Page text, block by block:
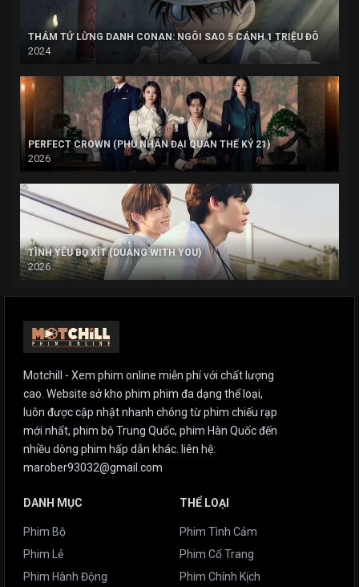
THÁM TỬ LỪNG DANH CONAN: NGÔI SAO 5 CÁNH 1 TRIỆU ĐÔ
2024
PERFECT CROWN (PHU NHÂN ĐẠI QUÂN THẾ KỶ 21)
2026
TÌNH YÊU BỌ XÍT (DUANG WITH YOU)
2026
Motchill - Xem phim online miễn phí với chất lượng
cao. Website sở kho phim phim đa dạng thể loại,
luôn được cập nhật nhanh chóng từ phim chiếu rạp
mới nhất, phim bộ Trung Quốc, phim Hàn Quốc đến
nhiều dòng phim hấp dẫn khác. liên hệ:
marober93032@gmail.com
DANH MỤC
Phim Bộ
Phim Lẻ
Phim Hành Động
THỂ LOẠI
Phim Tình Cảm
Phim Cổ Trang
Phim Chính Kịch